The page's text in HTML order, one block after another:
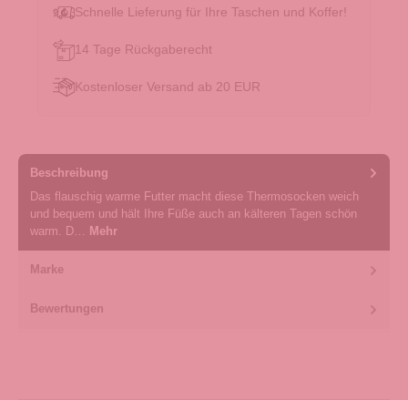
Schnelle Lieferung für Ihre Taschen und Koffer!
14 Tage Rückgaberecht
Kostenloser Versand ab 20 EUR
Beschreibung
Das flauschig warme Futter macht diese Thermosocken weich
und bequem und hält Ihre Füße auch an kälteren Tagen schön
warm. D… Mehr
Marke
Bewertungen